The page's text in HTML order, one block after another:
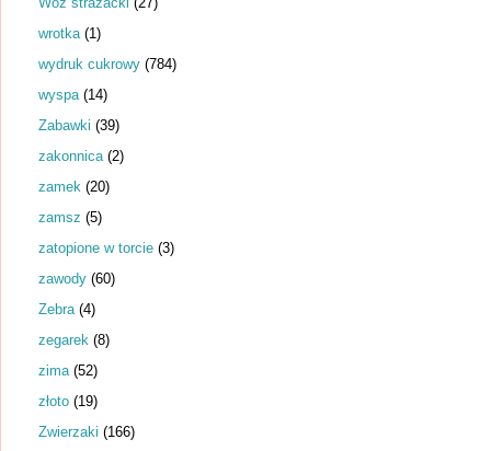
wrotka (1)
wydruk cukrowy (784)
wyspa (14)
Zabawki (39)
zakonnica (2)
zamek (20)
zamsz (5)
zatopione w torcie (3)
zawody (60)
Zebra (4)
zegarek (8)
zima (52)
złoto (19)
Zwierzaki (166)